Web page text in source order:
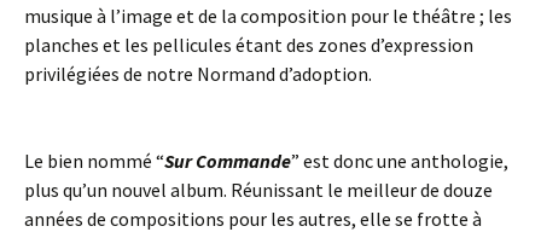
musique à l’image et de la composition pour le théâtre ; les
planches et les pellicules étant des zones d’expression
privilégiées de notre Normand d’adoption.
Le bien nommé “Sur Commande” est donc une anthologie,
plus qu’un nouvel album. Réunissant le meilleur de douze
années de compositions pour les autres, elle se frotte à